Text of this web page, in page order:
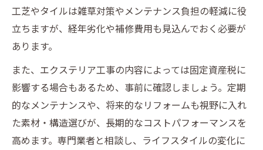
工芝やタイルは雑草対策やメンテナンス負担の軽減に役
立ちますが、経年劣化や補修費用も見込んでおく必要が
あります。
また、エクステリア工事の内容によっては固定資産税に
影響する場合もあるため、事前に確認しましょう。定期
的なメンテナンスや、将来的なリフォームも視野に入れ
た素材・構造選びが、長期的なコストパフォーマンスを
高めます。専門業者と相談し、ライフスタイルの変化に